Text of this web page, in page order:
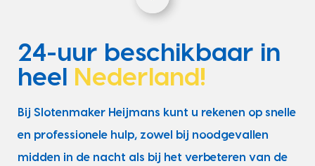
24-uur beschikbaar in
heel
Nederland!
Bij Slotenmaker Heijmans kunt u rekenen op snelle
en professionele hulp, zowel bij noodgevallen
midden in de nacht als bij het verbeteren van de